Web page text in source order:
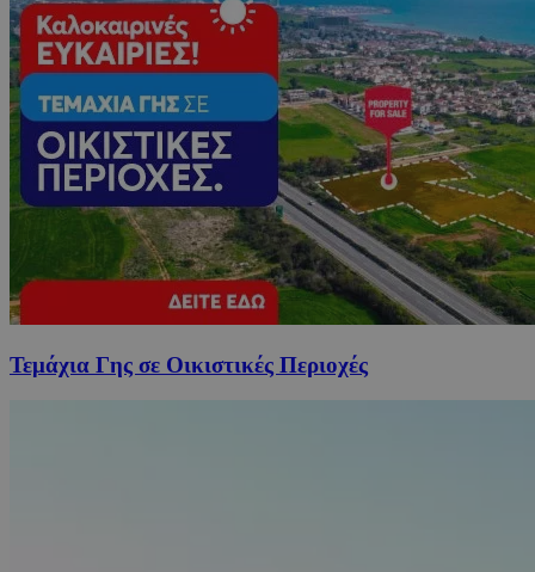
Τεμάχια Γης σε Οικιστικές Περιοχές